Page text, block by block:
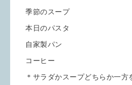
季節のスープ
本日のパスタ
自家製パン
コーヒー
＊サラダかスープどちらか一方